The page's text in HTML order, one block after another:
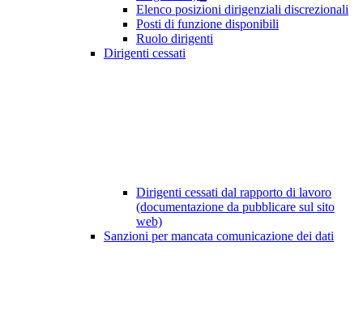
Elenco posizioni dirigenziali discrezionali
Posti di funzione disponibili
Ruolo dirigenti
Dirigenti cessati
Dirigenti cessati dal rapporto di lavoro
(documentazione da pubblicare sul sito
web)
Sanzioni per mancata comunicazione dei dati